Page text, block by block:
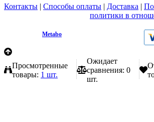
Контакты | Способы оплаты | Доставка |
политики в
Metabo
Просмотренные
товары: 1 шт.
Ожидает
сравнения: 0
шт.